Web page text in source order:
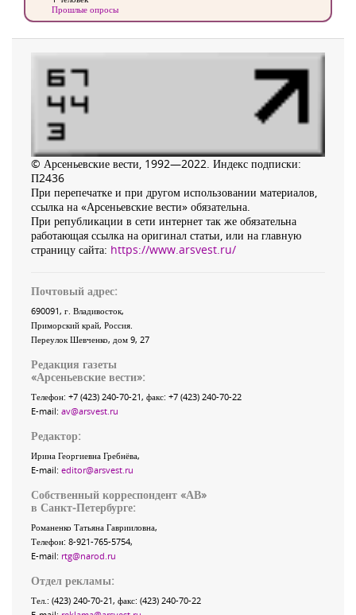
Прошлые опросы
© Арсеньевские вести, 1992—2022. Индекс подписки:
П2436
При перепечатке и при другом использовании материалов,
ссылка на «Арсеньевские вести» обязательна.
При републикации в сети интернет так же обязательна
работающая ссылка на оригинал статьи, или на главную
страницу сайта: https://www.arsvest.ru/
Почтовый адрес:
690091, г. Владивосток,
Приморский край, Россия
Переулок Шевченко, дом 9, 27
Редакция газеты
«Арсеньевские вести»:
Телефон: +7 (423) 240-70-21, факс: +7 (423) 240-70-22
E-mail: av@arsvest.ru
Редактор:
Ирина Георгиевна Гребнёва,
E-mail: editor@arsvest.ru
Собственный корреспондент «АВ»
в Санкт-Петербурге:
Романенко Татьяна Гаврииловна,
Телефон: 8-921-765-5754,
E-mail: rtg@narod.ru
Отдел рекламы:
Тел.: (423) 240-70-21, факс: (423) 240-70-22